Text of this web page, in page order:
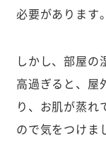
必要があります。
しかし、部屋の
高過ぎると、屋
り、お肌が蒸れ
ので気をつけま